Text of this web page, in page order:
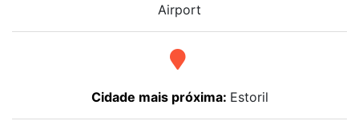
Airport
Cidade mais próxima: Estoril